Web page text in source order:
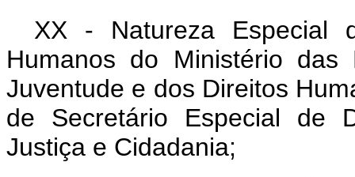
XX - Natureza Especial
Humanos do Ministério
Juventude e dos Direitos
de Secretário Especial de
Justiça e Cidadania;